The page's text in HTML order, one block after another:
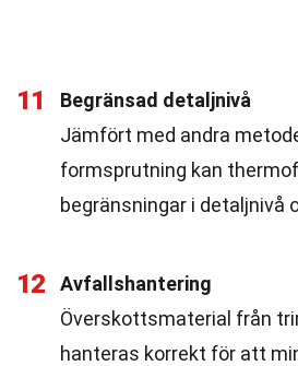
11
Begränsad detaljnivå
Jämfört med andra
formsprutning kan
begränsningar i detaljnivå
12
Avfallshantering
Överskottsmaterial från
hanteras korrekt för att